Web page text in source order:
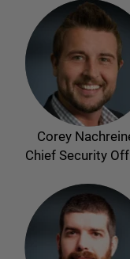
Corey
Chief Security